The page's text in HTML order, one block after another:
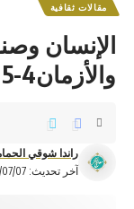
مقالات ثقافية
الإنسان
والأزمان4-5
آخر تحديث: 2022/07/07 at 10:51 صباحًا
راندا شوقي